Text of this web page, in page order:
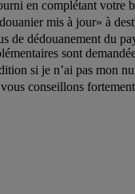
en complétant votre
mis à jour» à
de dédouanement du
sont
si je n’ai pas mon
conseillons